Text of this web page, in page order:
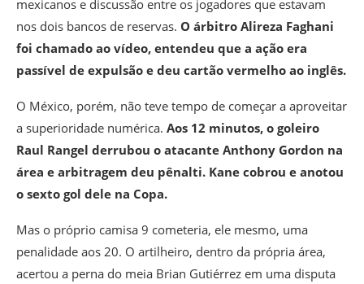
mexicanos e discussão entre os jogadores que estavam
nos dois bancos de reservas. O árbitro Alireza Faghani
foi chamado ao vídeo, entendeu que a ação era
passível de expulsão e deu cartão vermelho ao inglês.
O México, porém, não teve tempo de começar a aproveitar
a superioridade numérica. Aos 12 minutos, o goleiro
Raul Rangel derrubou o atacante Anthony Gordon na
área e arbitragem deu pênalti. Kane cobrou e anotou
o sexto gol dele na Copa.
Mas o próprio camisa 9 cometeria, ele mesmo, uma
penalidade aos 20. O artilheiro, dentro da própria área,
acertou a perna do meia Brian Gutiérrez em uma disputa